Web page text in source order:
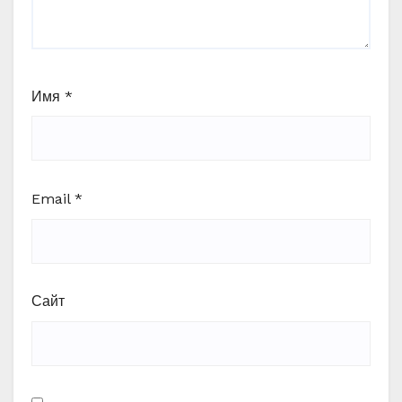
Имя *
Email *
Сайт